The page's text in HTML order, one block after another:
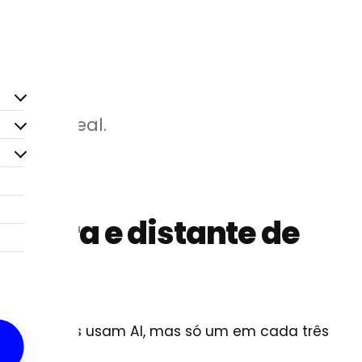
real.
cara e distante de
empresas usam AI, mas só um em cada três